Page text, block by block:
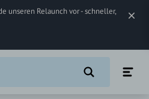
unseren Relaunch vor - schneller,